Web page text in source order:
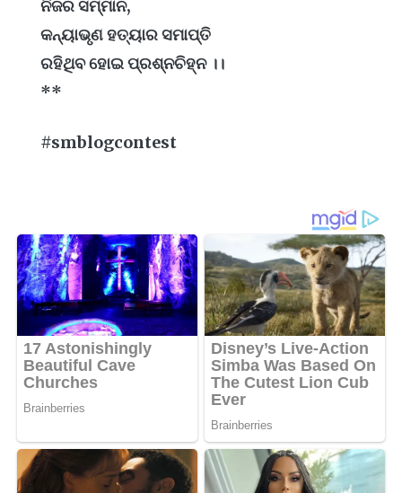
ନିଜର ସମ୍ମାନ,
କନ୍ୟାଭୃଣ ହତ୍ୟାର ସମାପ୍ତି
ରହିଥିବ ହୋଇ ପ୍ରଶ୍ନଚିହ୍ନ ।।
**
#smblogcontest